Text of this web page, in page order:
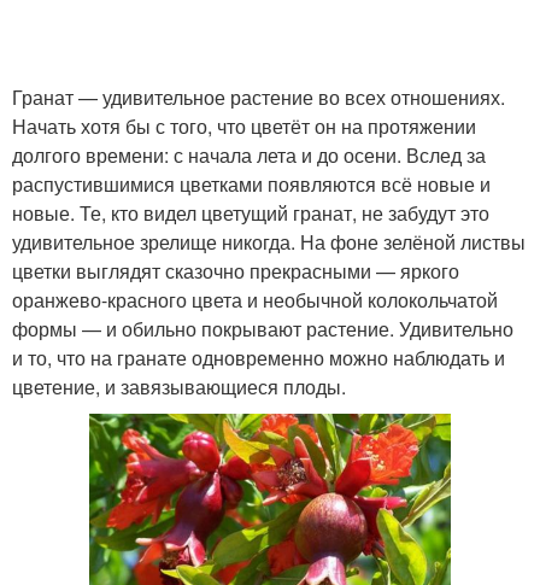
Гранат — удивительное растение во всех отношениях.
Начать хотя бы с того, что цветёт он на протяжении
долгого времени: с начала лета и до осени. Вслед за
распустившимися цветками появляются всё новые и
новые. Те, кто видел цветущий гранат, не забудут это
удивительное зрелище никогда. На фоне зелёной листвы
цветки выглядят сказочно прекрасными — яркого
оранжево-красного цвета и необычной колокольчатой
формы — и обильно покрывают растение. Удивительно
и то, что на гранате одновременно можно наблюдать и
цветение, и завязывающиеся плоды.